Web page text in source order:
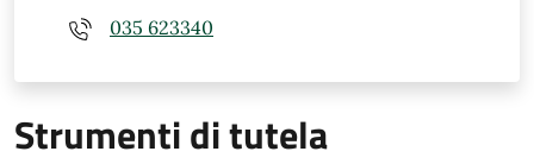
035 623340
Strumenti di tutela